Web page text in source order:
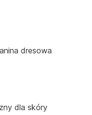
dresowa
dla skóry